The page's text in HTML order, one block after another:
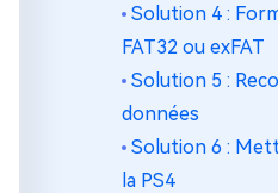
Solution 4 :
FAT32 ou exFAT
Solution 5 :
données
Solution 6 :
la PS4